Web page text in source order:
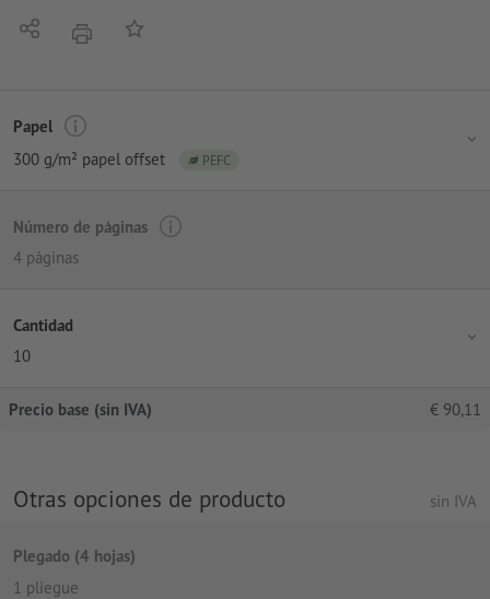
CompartirimprimirAñadir a lista de favoritos
Papel
300 g/m² papel offset
PEFC
Número de páginas
4 páginas
Cantidad
10
Precio base (sin IVA) € 90,11
Otras opciones de producto sin IVA
Plegado (4 hojas)
1 pliegue